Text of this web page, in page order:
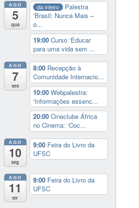
AGO
5
qua
dia inteiro
Palestra
‘Brasil: Nunca Mais –
o...
19:00 Curso ‘Educar
para uma vida sem ...
AGO
7
sex
8:00 Recepção à
Comunidade Internacio...
10:00 Webpalestra:
‘Informações essenc...
20:00 Cineclube África
no Cinema: ‘Coc...
AGO
10
seg
9:00 Feira do Livro da
UFSC
AGO
11
ter
9:00 Feira do Livro da
UFSC